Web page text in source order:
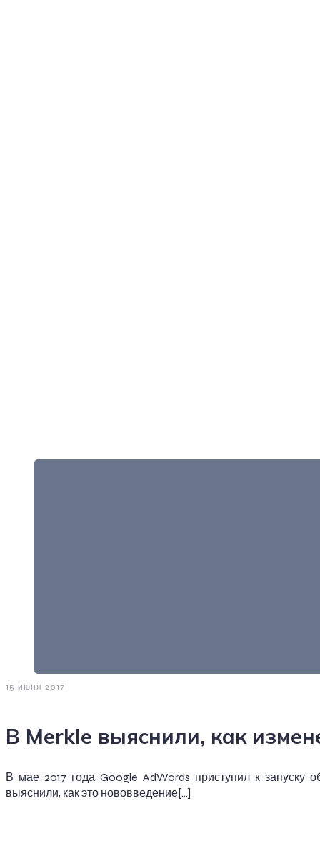
15 июня 2017
В Merkle выяснили, как
В мае 2017 года Google AdWords приступил к запуску
выяснили, как это нововведение[…]